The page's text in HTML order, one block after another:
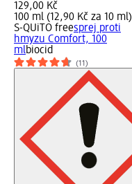
129,00 Kč
100 ml (12,90 Kč za 10 ml)
S-QUiTO freesprej proti
hmyzu Comfort, 100
mlbiocid
(11)